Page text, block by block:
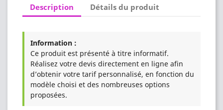
Description Détails du produit
Information :
Ce produit est présenté à titre informatif.
Réalisez votre devis directement en ligne afin
d’obtenir votre tarif personnalisé, en fonction du
modèle choisi et des nombreuses options
proposées.